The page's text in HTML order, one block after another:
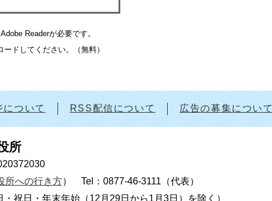
Readerが必要です。
ドしてください。（無料）
について RSS配信について 広告の募集について
所
所への行き方）
Tel：0877-46-3111（代表）
祝日・年末年始（12月29日から1月3日）を除く）